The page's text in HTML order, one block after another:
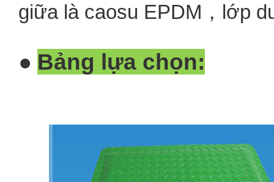
giữa là caosu EPDM，lớp
● Bảng lựa chọn: